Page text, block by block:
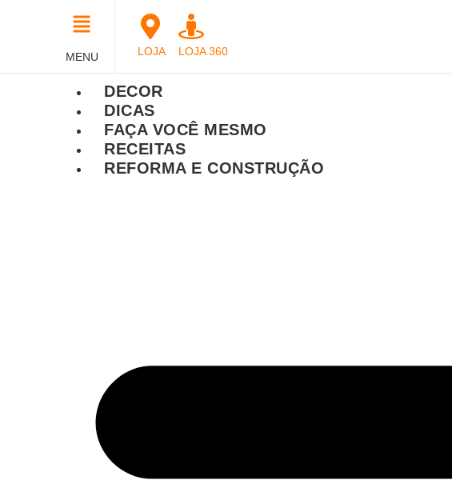
MENU LOJA LOJA 360
DECOR
DICAS
FAÇA VOCÊ MESMO
RECEITAS
REFORMA E CONSTRUÇÃO